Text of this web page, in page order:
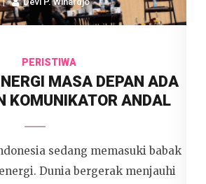
PERISTIWA
MASA DEPAN ADA
KOMUNIKATOR ANDAL
sedang memasuki babak
Dunia bergerak menjauhi